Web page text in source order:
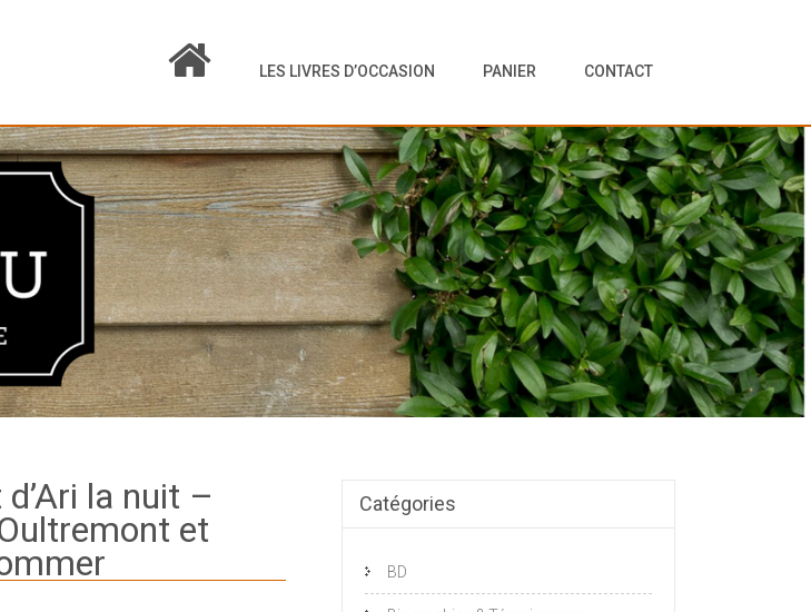
LES LIVRES D’OCCASION PANIER CONTACT
la nuit –
et
Catégories
BD